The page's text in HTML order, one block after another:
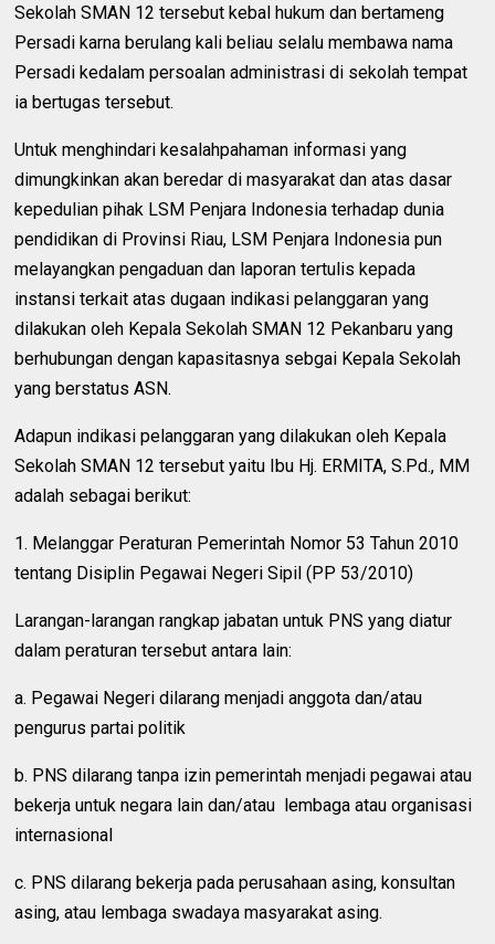
Sekolah SMAN 12 tersebut kebal hukum dan bertameng
Persadi karna berulang kali beliau selalu membawa nama
Persadi kedalam persoalan administrasi di sekolah tempat
ia bertugas tersebut.
Untuk menghindari kesalahpahaman informasi yang
dimungkinkan akan beredar di masyarakat dan atas dasar
kepedulian pihak LSM Penjara Indonesia terhadap dunia
pendidikan di Provinsi Riau, LSM Penjara Indonesia pun
melayangkan pengaduan dan laporan tertulis kepada
instansi terkait atas dugaan indikasi pelanggaran yang
dilakukan oleh Kepala Sekolah SMAN 12 Pekanbaru yang
berhubungan dengan kapasitasnya sebgai Kepala Sekolah
yang berstatus ASN.
Adapun indikasi pelanggaran yang dilakukan oleh Kepala
Sekolah SMAN 12 tersebut yaitu Ibu Hj. ERMITA, S.Pd., MM
adalah sebagai berikut:
1. Melanggar Peraturan Pemerintah Nomor 53 Tahun 2010
tentang Disiplin Pegawai Negeri Sipil (PP 53/2010)
Larangan-larangan rangkap jabatan untuk PNS yang diatur
dalam peraturan tersebut antara lain:
a. Pegawai Negeri dilarang menjadi anggota dan/atau
pengurus partai politik
b. PNS dilarang tanpa izin pemerintah menjadi pegawai atau
bekerja untuk negara lain dan/atau lembaga atau organisasi
internasional
c. PNS dilarang bekerja pada perusahaan asing, konsultan
asing, atau lembaga swadaya masyarakat asing.